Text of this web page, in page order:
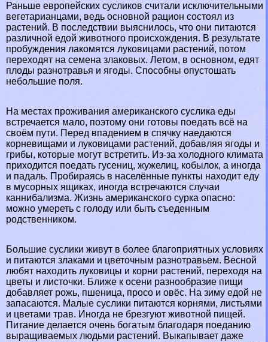
Раньше европейских сусликов считали исключительными
вегетарианцами, ведь основной рацион состоял из
растений. В последствии выяснилось, что они питаются
различной едой животного происхождения. В результате
пробуждения лакомятся луковицами растений, потом
переходят на семена злаковых. Летом, в основном, едят
плоды разнотравья и ягоды. Способны опустошать
небольшие поля.
На местах проживания американского суслика еды
встречается мало, поэтому они готовы поедать всё на
своём пути. Перед впадением в спячку наедаются
корневищами и луковицами растений, добавляя ягоды и
грибы, которые могут встретить. Из-за холодного климата
приходится поедать гусениц, жужелиц, кобылок, а иногда
и падаль. Пробираясь в населённые пункты находит еду
в мусорных ящиках, иногда встречаются случаи
каннибализма. Жизнь американского сурка опасно:
можно умереть с голоду или быть съеденным
родственником.
Большие суслики живут в более благоприятных условиях
и питаются злаками и цветочным разнотравьем. Весной
любят находить луковицы и корни растений, переходя на
цветы и листочки. Ближе к осени разнообразие пищи
добавляет рожь, пшеница, просо и овёс. На зиму едой не
запасаются. Малые суслики питаются корнями, листьями
и цветами трав. Иногда не брезгуют животной пищей.
Питание делается очень богатым благодаря поеданию
выращиваемых людьми растений. Выкапывает даже